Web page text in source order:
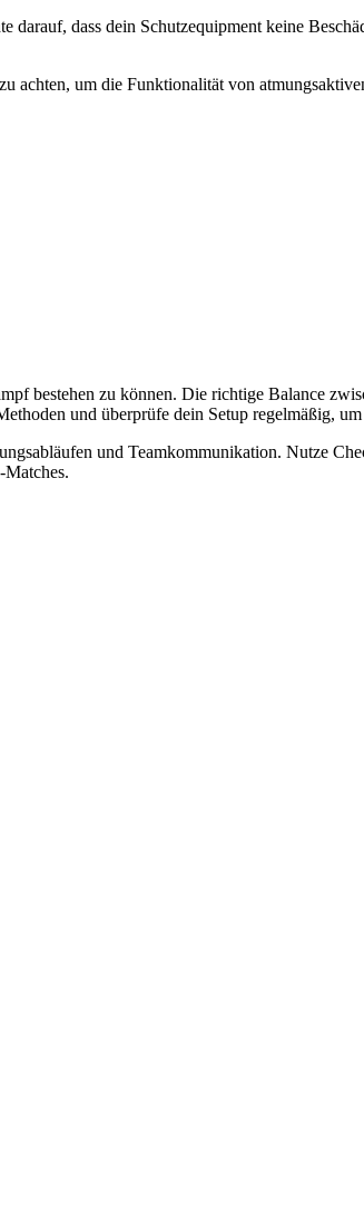
dass dein Schutzequipment keine
achten, um die Funktionalität von
bestehen zu können. Die richtige Balance
und überprüfe dein Setup regelmäßig, um
und Teamkommunikation. Nutze
Matches.